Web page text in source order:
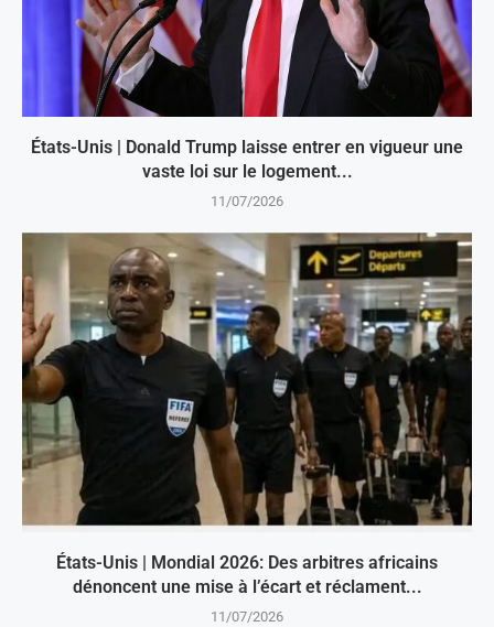
États-Unis | Donald Trump laisse entrer en vigueur une
vaste loi sur le logement...
11/07/2026
États-Unis | Mondial 2026: Des arbitres africains
dénoncent une mise à l’écart et réclament...
11/07/2026